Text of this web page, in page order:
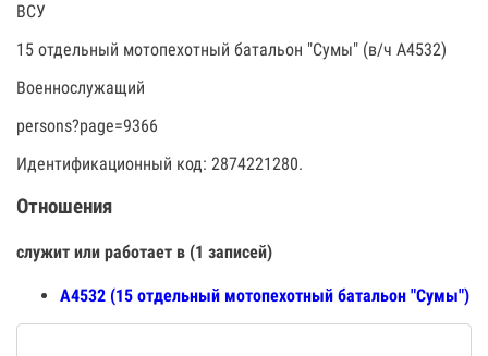
ВСУ
15 отдельный мотопехотный батальон "Сумы" (в/ч А4532)
Военнослужащий
persons?page=9366
Идентификационный код: 2874221280.
Отношения
служит или работает в (1 записей)
А4532 (15 отдельный мотопехотный батальон "Сумы")